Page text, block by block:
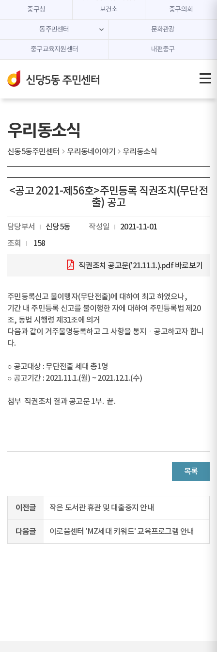
본문 내용 바로가기
주메뉴 바로가기
중구청 보건소 중구의회
동주민센터 문화관광
중구교육지원센터 내편중구
우리동소식
신동5동주민센터 우리동네이야기 우리동소식
<공고 2021-제56호>주민등록 직권조치(무단전
출) 공고
담당부서 신당5동 작성일
2021-11-01
조회
158
직권조치 공고문('21.11.1.).pdf 바로보기
주민등록신고 불이행자(무단전출)에 대하여 최고 하였으나,
기간 내 주민등록 신고를 불이행한 자에 대하여 주민등록법 제20
조, 동법 시행령 제31조에 의거
다음과 같이 거주불명등록하고 그 사항을 통지ㆍ공고하고자 합니
다.
○ 공고대상 : 무단전출 세대 총1명
○ 공고기간 : 2021.11.1.(월) ~ 2021.12.1.(수)
첨부 직권조치 결과 공고문 1부. 끝.
목록
이전글 작은 도서관 휴관 및 대출중지 안내
다음글 이로움센터 'MZ세대 키워드' 교육프로그램 안내